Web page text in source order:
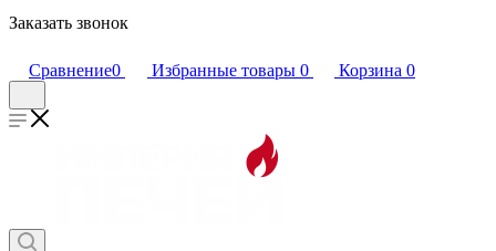
Заказать звонок
Сравнение0 Избранные товары 0 Корзина 0